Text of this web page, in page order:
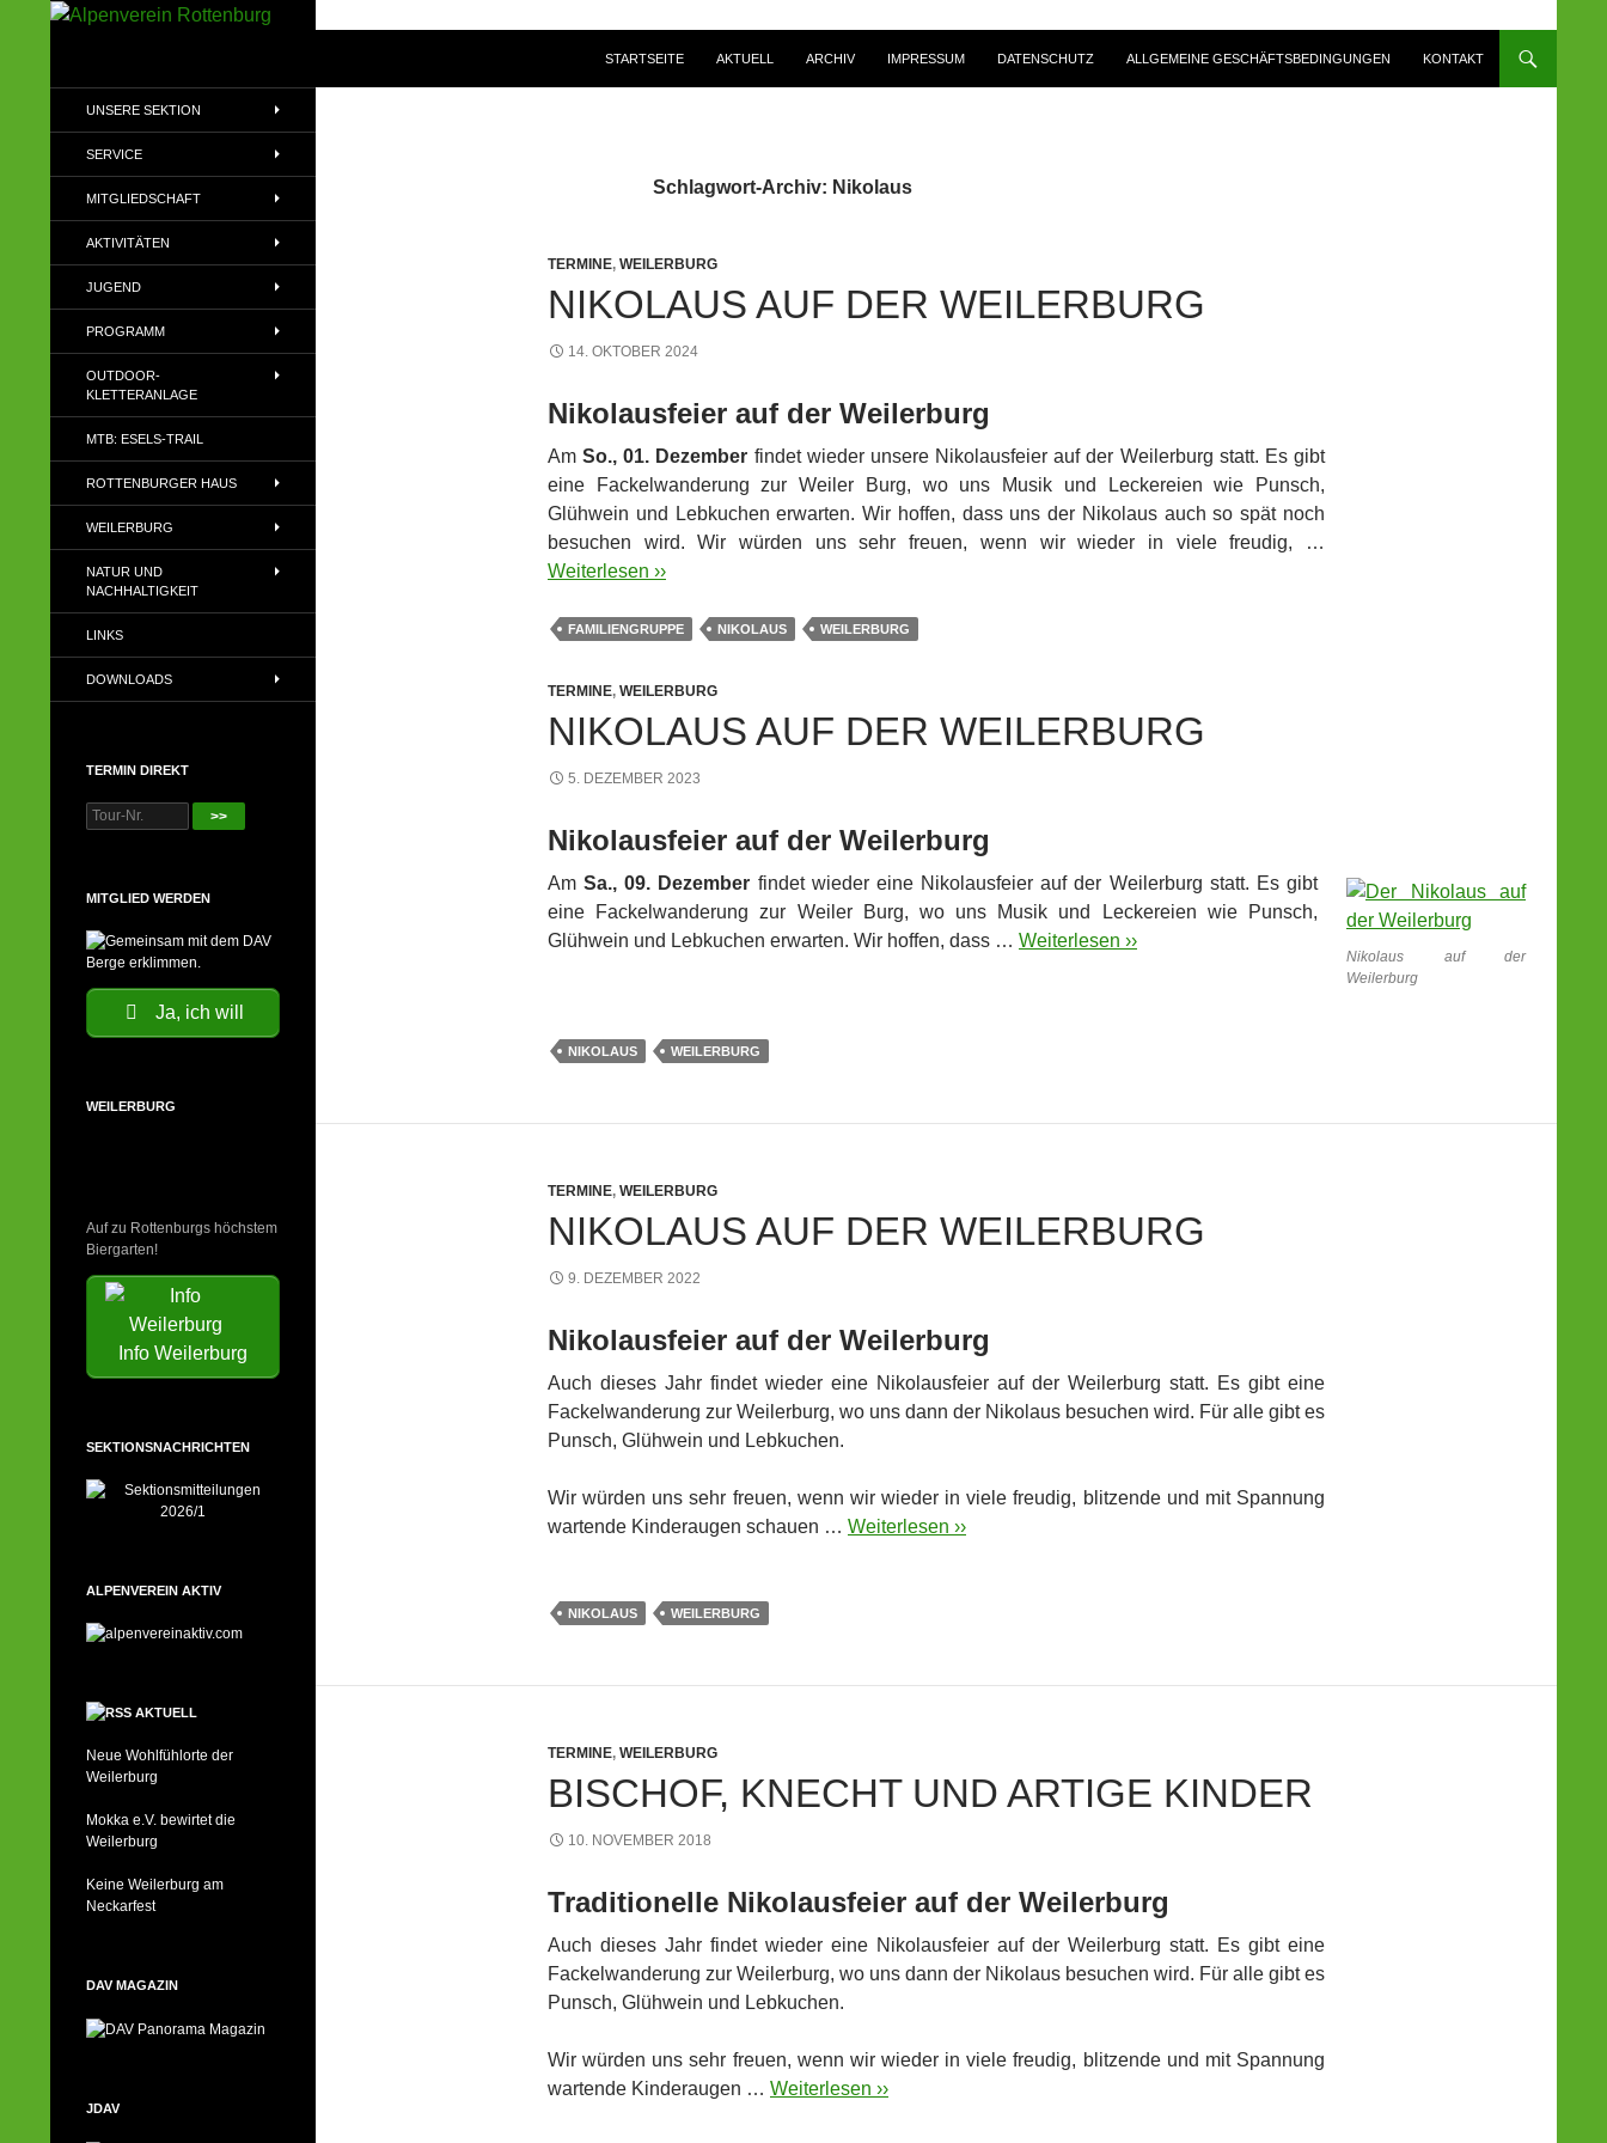
STARTSEITE AKTUELL ARCHIV IMPRESSUM DATENSCHUTZ ALLGEMEINE GESCHÄFTSBEDINGUNGEN KONTAKT
Schlagwort-Archiv: Nikolaus
TERMINE, WEILERBURG
NIKOLAUS AUF DER WEILERBURG
14. OKTOBER 2024
Nikolausfeier auf der Weilerburg
AmSo., 01. Dezember findet wieder unsere Nikolausfeier auf der Weilerburg statt. Es gibt
eine Fackelwanderung zur Weiler Burg, wo uns Musik und Leckereien wie Punsch,
Glühwein und Lebkuchen erwarten. Wir hoffen, dass uns der Nikolaus auch so spät noch
besuchen wird.Wir würden uns sehr freuen, wenn wir wieder in viele freudig, …
Weiterlesen ››
FAMILIENGRUPPE NIKOLAUS WEILERBURG
TERMINE, WEILERBURG
NIKOLAUS AUF DER WEILERBURG
5. DEZEMBER 2023
Nikolausfeier auf der Weilerburg
Nikolaus auf der
Weilerburg
AmSa., 09. Dezember findet wieder eine Nikolausfeier auf der Weilerburg statt. Es gibt
eine Fackelwanderung zur Weiler Burg, wo uns Musik und Leckereien wie Punsch,
Glühwein und Lebkuchen erwarten. Wir hoffen, dass … Weiterlesen ››
NIKOLAUS WEILERBURG
TERMINE, WEILERBURG
NIKOLAUS AUF DER WEILERBURG
9. DEZEMBER 2022
Nikolausfeier auf der Weilerburg
Auch dieses Jahr findet wieder eine Nikolausfeier auf der Weilerburg statt. Es gibt eine
Fackelwanderung zur Weilerburg, wo uns dann der Nikolaus besuchen wird. Für alle gibt es
Punsch, Glühwein und Lebkuchen.
Wir würden uns sehr freuen, wenn wir wieder in viele freudig, blitzende und mit Spannung
wartende Kinderaugen schauen … Weiterlesen ››
NIKOLAUS WEILERBURG
TERMINE, WEILERBURG
BISCHOF, KNECHT UND ARTIGE KINDER
10. NOVEMBER 2018
Traditionelle Nikolausfeier auf der Weilerburg
Auch dieses Jahr findet wieder eine Nikolausfeier auf der Weilerburg statt. Es gibt eine
Fackelwanderung zur Weilerburg, wo uns dann der Nikolaus besuchen wird. Für alle gibt es
Punsch, Glühwein und Lebkuchen.
Wir würden uns sehr freuen, wenn wir wieder in viele freudig, blitzende und mit Spannung
wartende Kinderaugen … Weiterlesen ››
Alpenvereins (DAV) e.V
UNSERE SEKTION
SERVICE
MITGLIEDSCHAFT
AKTIVITÄTEN
JUGEND
PROGRAMM
OUTDOOR-
KLETTERANLAGE
MTB: ESELS-TRAIL
ROTTENBURGER HAUS
WEILERBURG
NATUR UND
NACHHALTIGKEIT
LINKS
DOWNLOADS
TERMIN DIREKT
>>
MITGLIED WERDEN
Ja, ich will
WEILERBURG
Auf zu Rottenburgs höchstem
Biergarten!
Info Weilerburg
SEKTIONSNACHRICHTEN
ALPENVEREIN AKTIV
AKTUELL
Neue Wohlfühlorte der
Weilerburg
Mokka e.V. bewirtet die
Weilerburg
Keine Weilerburg am
Neckarfest
DAV MAGAZIN
JDAV